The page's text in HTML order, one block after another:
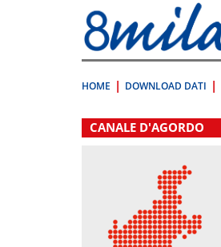
direttamente
a:
Contenuto
HOME DOWNLOAD DATI
.
CANALE D'AGORDO